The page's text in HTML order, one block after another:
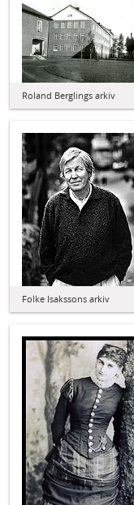
Roland Berglings arkiv
Folke Isakssons arkiv